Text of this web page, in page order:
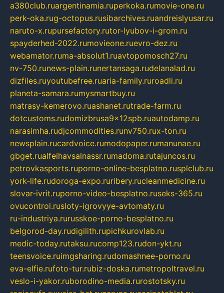
a380club.ruargentinamia.ruperkoka.rumovie-one.ru
perk-oka.rug-octopus.rusibarchives.ruandreislyusar.ru
naruto-x.rupursefactory.rutor-lyubov-i-grom.ru
spayderhed-2022.rumovieone.ruevro-dez.ru
webamator.ruma-absolut1.ruavtopomosch27.ru
nv-750.runews-plain.runertansaga.rudelanalad.ru
dizfiles.ruyoutubefree.ruaria-family.ruroadli.ru
planeta-samara.rumysmartbuy.ru
matrasy-kemerovo.ruashanet.rutrade-farm.ru
dotcustoms.rudomizbrusa9x12spb.ruautodamp.ru
narasimha.rudjcommodities.runv750.rux-ton.ru
newsplain.rucardvoice.rumodopaper.rumanunae.ru
gbget.rualfeihavsalnassr.rumadoma.rutajuncos.ru
petrovkasports.ruporno-online-besplatno.rusplclub.ru
york-life.rudoroga-expo.ruribery.rucleanmedicine.ru
slovar-ivrit.ruporno-video-besplatno.ruseks-365.ru
ovucontrol.rusloty-igrovyye-avtomaty.ru
ru-industriya.rurusskoe-porno-besplatno.ru
belgorod-day.rudigilith.rupichkurovlab.ru
medic-today.rutaksu.rucomp123.rudon-ykt.ru
teensvoice.ruimgsharing.rudomashnee-porno.ru
eva-elfie.rufoto-tur.rubiz-doska.rumetropoltravel.ru
veslo-i-yakor.ruborodino-media.rurostotsky.ru